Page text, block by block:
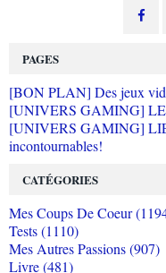
PAGES
[BON PLAN] Des jeux
[UNIVERS GAMING]
[UNIVERS GAMING]
incontournables!
CATÉGORIES
Mes Coups De Coeur
Tests (1110)
Mes Autres Passions (907)
Livre (481)